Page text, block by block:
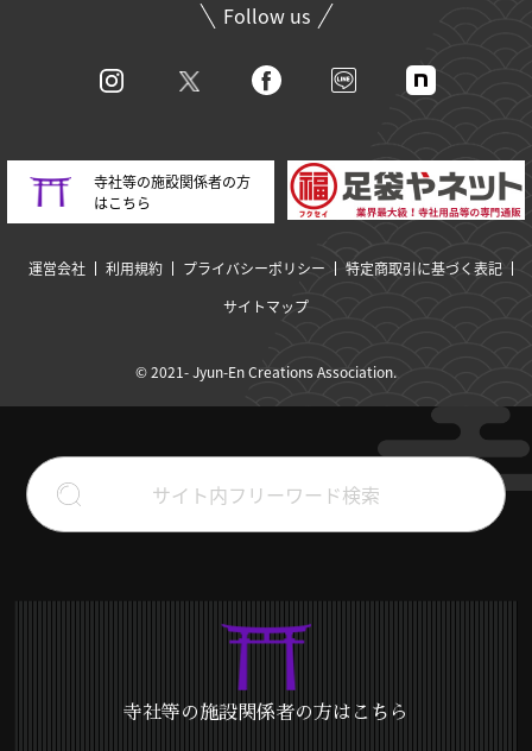
Follow us
寺社等の施設関係者の方
はこちら
運営会社 利用規約 プライバシーポリシー
特定商取引に基づく表記
サイトマップ
© 2021- Jyun-En Creations Association.
寺社等の施設関係者の方はこちら